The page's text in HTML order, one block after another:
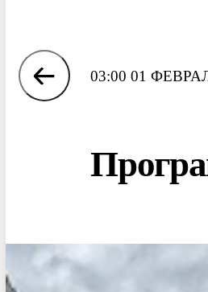
03:00 01